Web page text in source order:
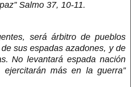
Salmo 37, 10-11.
será árbitro de pueblos
sus espadas azadones, y de
No levantará espada nación
más en la guerra”